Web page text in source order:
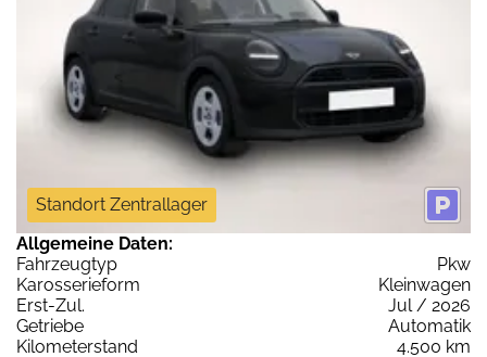
Standort Zentrallager
Allgemeine Daten:
Fahrzeugtyp
Pkw
Karosserieform
Kleinwagen
Erst-Zul.
Jul / 2026
Getriebe
Automatik
Kilometerstand
4.500 km